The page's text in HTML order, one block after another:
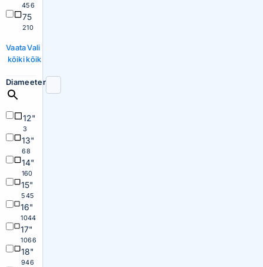
456
75
210
Vaata
kõiki
Vali
kõik
Diameeter
12"
3
13"
68
14"
160
15"
545
16"
1044
17"
1066
18"
946